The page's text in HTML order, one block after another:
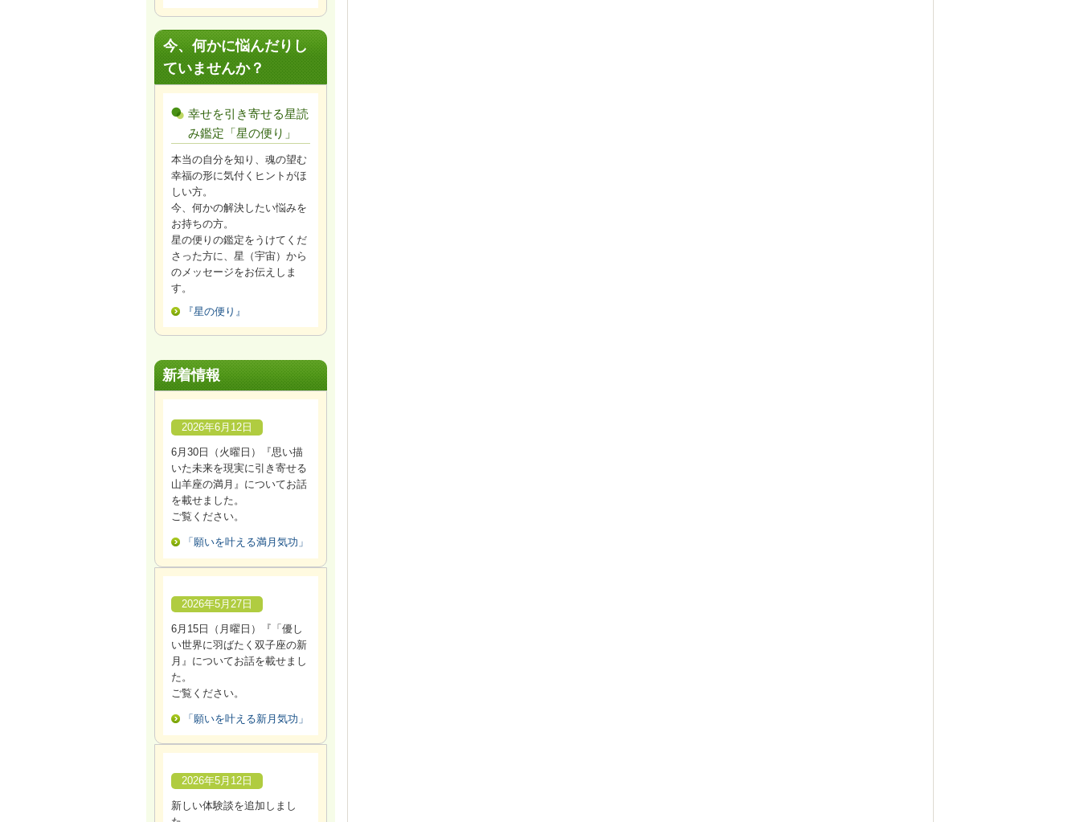
今、何かに悩んだりし
ていませんか？
幸せを引き寄せる星読
み鑑定「星の便り」
本当の自分を知り、魂の望む
幸福の形に気付くヒントがほ
しい方。
今、何かの解決したい悩みを
お持ちの方。
星の便りの鑑定をうけてくだ
さった方に、星（宇宙）から
のメッセージをお伝えしま
す。
『星の便り』
新着情報
2026年6月12日
6月30日（火曜日）『思い描
いた未来を現実に引き寄せる
山羊座の満月』についてお話
を載せました。
ご覧ください。
「願いを叶える満月気功」
2026年5月27日
6月15日（月曜日）『「優し
い世界に羽ばたく双子座の新
月』についてお話を載せまし
た。
ご覧ください。
「願いを叶える新月気功」
2026年5月12日
新しい体験談を追加しまし